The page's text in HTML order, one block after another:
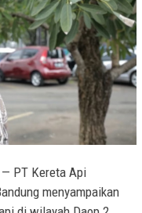
— PT Kereta Api
menyampaikan